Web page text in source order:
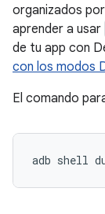
organizados
aprender a usar
de tu app con
con los modos
El comando
adb shell